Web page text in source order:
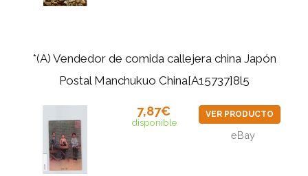
*(A) Vendedor de comida callejera china Japón
Postal Manchukuo China[A15737]8l5
7,87€
disponible
VER PRODUCTO
eBay